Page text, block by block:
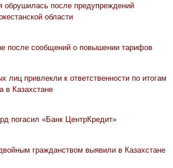
обрушилась после предупреждений
области
после сообщений о повышении тарифов
лиц привлекли к ответственности по итогам
в Казахстане
погасил «Банк ЦентрКредит»
гражданством выявили в Казахстане